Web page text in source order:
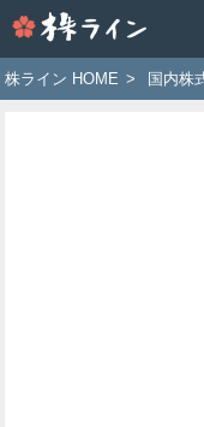
イ
ン
株ライン HOME > 国内株